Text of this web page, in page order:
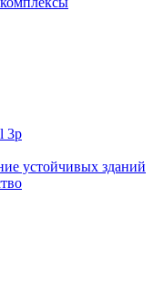
3p
устойчивых зданий